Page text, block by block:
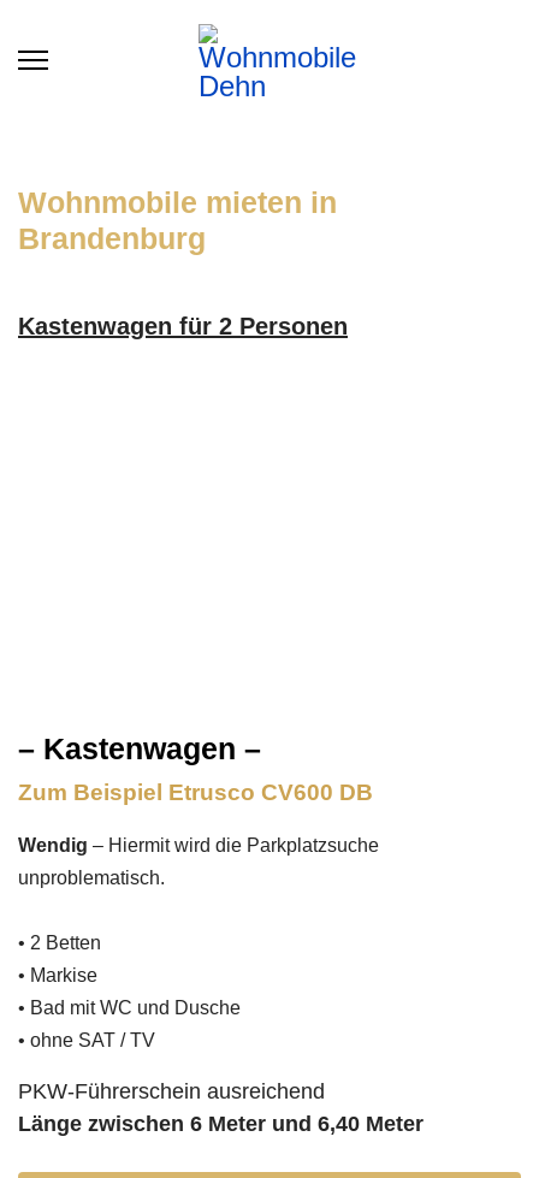
Wohnmobile mieten in
Brandenburg
Kastenwagen für 2 Personen
– Kastenwagen –
Zum Beispiel Etrusco CV600 DB
Wendig – Hiermit wird die Parkplatzsuche
unproblematisch.
• 2 Betten
• Markise
• Bad mit WC und Dusche
• ohne SAT / TV
PKW-Führerschein ausreichend
Länge zwischen 6 Meter und 6,40 Meter